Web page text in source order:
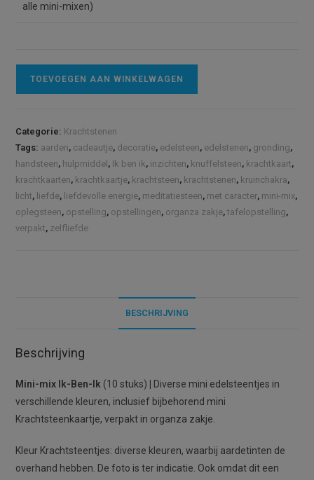
alle mini-mixen)
(XXS)
|
Diverse
mini
edelsteentjes
TOEVOEGEN AAN WINKELWAGEN
n
a
t
Categorie: Krachtstenen
Tags: aarden, cadeautje, decoratie, edelsteen, edelstenen, gronding,
handsteen, hulpmiddel, Ik ben ik, inzichten, knuffelsteen, krachtkaart,
krachtkaarten, krachtkaartje, krachtsteen, krachtstenen, kruinchakra,
licht, liefde, liefdevolle energie, meditatiesteen, met caracter, mini-mix,
oplegsteen, opstelling, opstellingen, organza zakje,tafelopstelling,
verpakt, zelfliefde
BESCHRIJVING
Beschrijving
Mini-mix Ik-Ben-Ik (10 stuks)
Diverse mini edelsteentjes in
verschillende kleuren, inclusief bijbehorend mini
Krachtsteenkaartje, verpakt in organza zakje.
Kleur Krachtsteentjes: diverse kleuren, waarbij aardetinten de
overhand hebben. De foto is ter indicatie. Ook omdat dit een